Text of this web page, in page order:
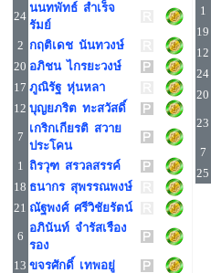
24
นนทพัทธ์ สำเร็จ
รัมย์
2 กฤติเดช นันทวงษ์
20 อภิชน ไกรยะวงษ์
17 ภูณิรัฐ หุ่นหลา
12 บุญยภริต ทะสวัสดิ์
7
เกริกเกียรติ สวาย
ประโคน
1 ถิรวุฑ สรวลสรรค์
18 ธนากร สุพรรณพงษ์
21 ณัฐพงศ์ ศรีวิชัยรัตน์
6
อภินันท์ จำรัสเรือง
รอง
13 ขจรศักดิ์ เทพอยู่
1
19
12
24
20
23
7
25